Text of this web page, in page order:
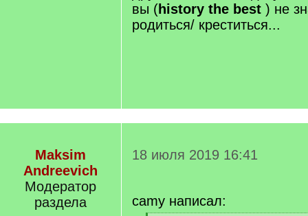
вы (history the best ) не
родиться/ креститься...
Maksim
Andreevich
Модератор
раздела
18 июля 2019 16:41
camy написал: